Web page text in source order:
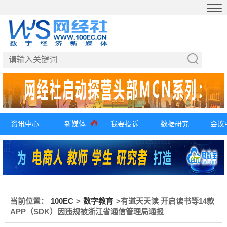
资讯中心 新媒体 我要投诉 数据研究 会议
当前位置： 100EC > 数字教育 >有道天天读 开启读书等14款
APP（SDK）因违规被浙江省通信管理局通报